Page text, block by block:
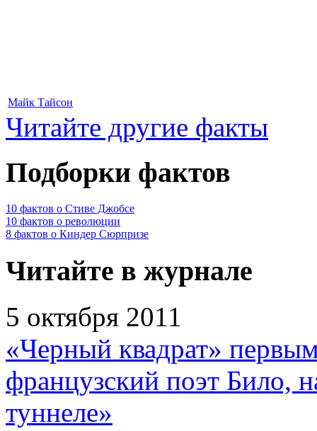
Майк Тайсон
Читайте другие факты
Подборки фактов
10 фактов о Стиве Джобсе
10 фактов о революции
8 фактов о Киндер Сюрпризе
Читайте в журнале
5 октября 2011
«Черный квадрат»
французский поэт Било,
туннеле»